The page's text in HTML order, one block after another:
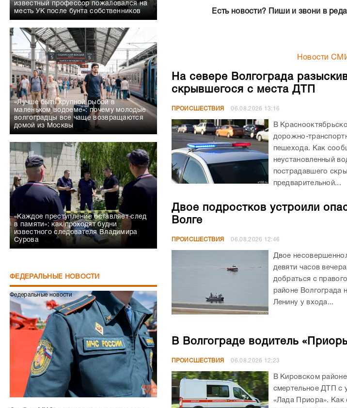
известный профессор пожаловался на
месть УК после бунта собственников
«Лучше быть крупной рыбой в
маленьком водоеме»: почему молодые
волгоградцы все чаще возвращаются
домой из Москвы
«Каждое преступление оставляет след
в памяти»: как проходят будни
известного следователя Владимира
Сурова
ФЕДЕРАЛЬНЫЕ НОВОСТИ
Федеральные новости
Есть новости? Пиши и звони в
Новости
На севере Волгограда
скрывшегося с места ДТП
ПРОИСШЕСТВИЯ 06.08.2026 13:16
В
дорожно-
пешехода. Как
неустановленный
пострадавшего
предварительной...
Двое подростков устроили
Волге
ПРОИСШЕСТВИЯ 06.08.2026 12:46
Двое
девяти часов
добраться с
районе Волгограда
Ленину у входа...
В Волгограде водитель
ПРОИСШЕСТВИЯ 06.08.2026 12:23
В Кировском
смертельное ДТП с
«Лада Приора».